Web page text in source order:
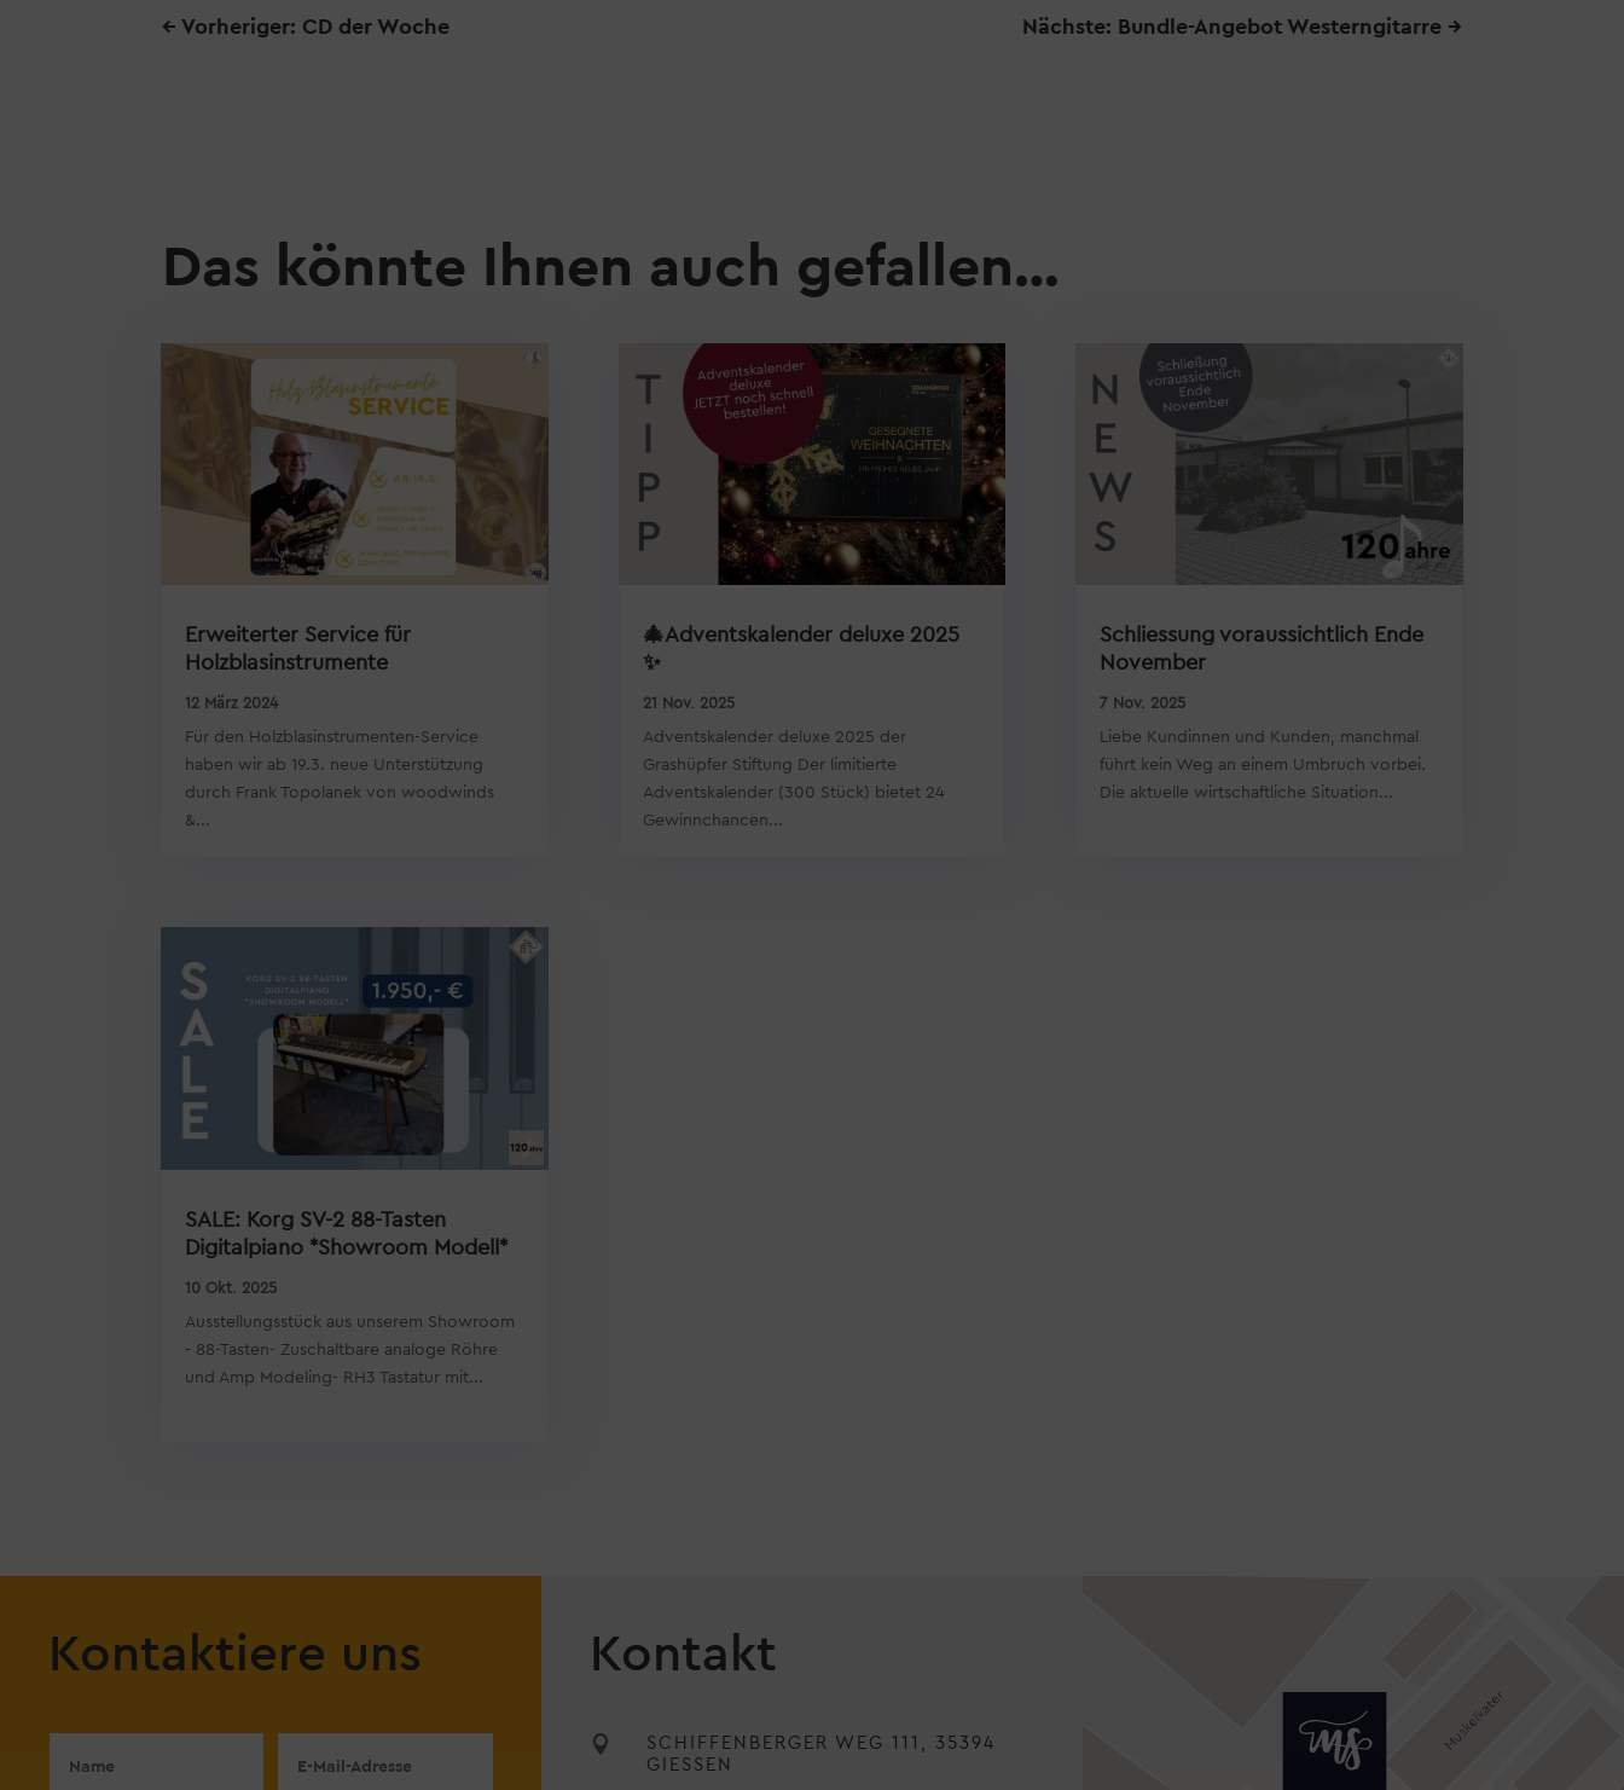
←Vorheriger: CD der Woche Nächste: Bundle-Angebot Westerngitarre→
Das könnte Ihnen auch gefallen…
Erweiterter Service für
Holzblasinstrumente
12 März 2024
Für den Holzblasinstrumenten-Service
haben wir ab 19.3. neue Unterstützung
durch Frank Topolanek von woodwinds
&...
SALE: Korg SV-2 88-Tasten
Digitalpiano *Showroom Modell*
10 Okt. 2025
Ausstellungsstück aus unserem Showroom
- 88-Tasten- Zuschaltbare analoge Röhre
und Amp Modeling- RH3 Tastatur mit...
🎄Adventskalender deluxe 2025
✨
21 Nov. 2025
Adventskalender deluxe 2025 der
Grashüpfer Stiftung Der limitierte
Adventskalender (300 Stück) bietet 24
Gewinnchancen...
Schliessung voraussichtlich Ende
November
7 Nov. 2025
Liebe Kundinnen und Kunden, manchmal
führt kein Weg an einem Umbruch vorbei.
Die aktuelle wirtschaftliche Situation...
Kontaktiere uns Kontakt

SCHIFFENBERGER WEG 111, 35394
GIESSEN